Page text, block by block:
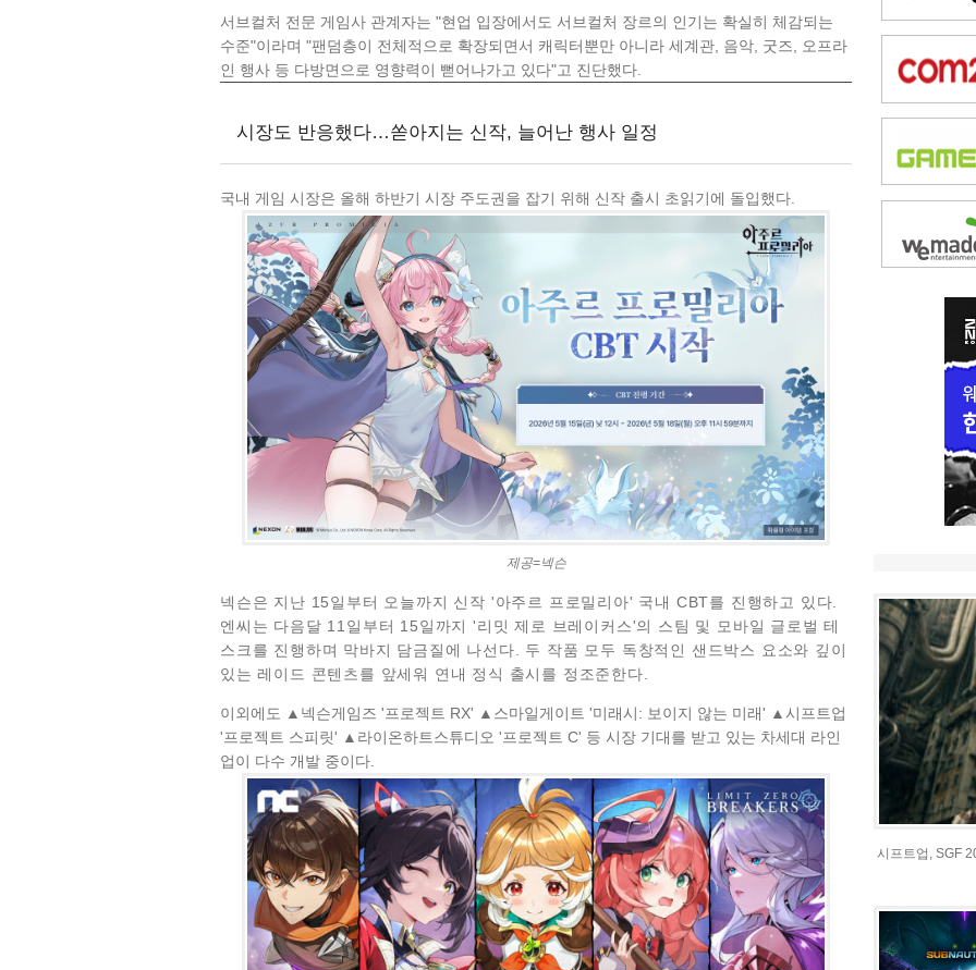
서브컬처 전문 게임사 관계자는 "현업 입장에서도 서브컬처 장르의 인기는 확실히 체감되는
수준"이라며 "팬덤층이 전체적으로 확장되면서 캐릭터뿐만 아니라 세계관, 음악, 굿즈, 오프라
인 행사 등 다방면으로 영향력이 뻗어나가고 있다"고 진단했다.
시장도 반응했다…쏟아지는 신작, 늘어난 행사 일정
국내 게임 시장은 올해 하반기 시장 주도권을 잡기 위해 신작 출시 초읽기에 돌입했다.
제공=넥슨
넥슨은 지난 15일부터 오늘까지 신작 '아주르 프로밀리아' 국내 CBT를 진행하고 있다.
엔씨는 다음달 11일부터 15일까지 '리밋 제로 브레이커스'의 스팀 및 모바일 글로벌 테
스크를 진행하며 막바지 담금질에 나선다. 두 작품 모두 독창적인 샌드박스 요소와 깊이
있는 레이드 콘텐츠를 앞세워 연내 정식 출시를 정조준한다.
이외에도 ▲넥슨게임즈 '프로젝트 RX' ▲스마일게이트 '미래시: 보이지 않는 미래' ▲시프트업
'프로젝트 스피릿' ▲라이온하트스튜디오 '프로젝트 C' 등 시장 기대를 받고 있는 차세대 라인
업이 다수 개발 중이다.
시프트업, SGF